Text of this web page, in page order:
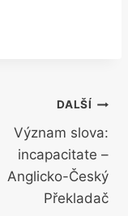
DALŠÍ
Význam slova:
incapacitate –
Anglicko-Český
Překladač